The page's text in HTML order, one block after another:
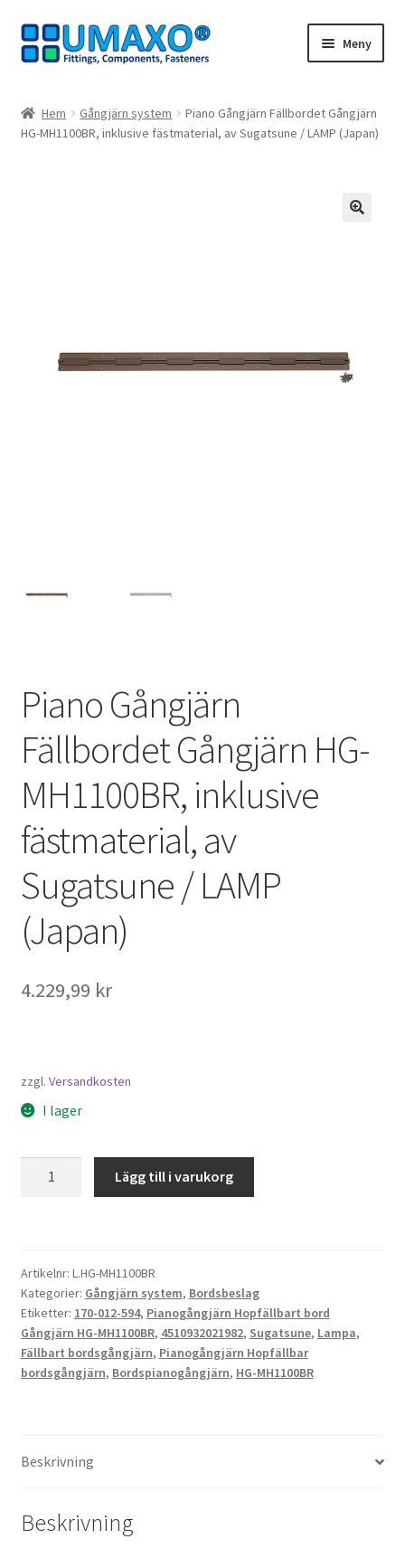
Hoppa
till
Hoppa
till
Meny
Avbeställning
Mitt konto
Hem Gångjärn system
Piano Gångjärn Fällbordet Gångjärn
HG-MH1100BR, inklusive fästmaterial, av Sugatsune / LAMP (Japan)
Piano Gångjärn
Fällbordet Gångjärn HG-
MH1100BR, inklusive
fästmaterial, av
Sugatsune / LAMP
(Japan)
4.229,99 kr
zzgl. Versandkosten
I lager
MH1100BR,
inklusive
fästmaterial,
av
Sugatsune
mängd
Lägg till i varukorg
Artikelnr: L.HG-MH1100BR
Kategorier: Gångjärn system, Bordsbeslag
Etiketter: 170-012-594, Pianogångjärn Hopfällbart bord
Gångjärn HG-MH1100BR, 4510932021982, Sugatsune, Lampa,
Fällbart bordsgångjärn, Pianogångjärn Hopfällbar
bordsgångjärn, Bordspianogångjärn, HG-MH1100BR
Beskrivning
Beskrivning